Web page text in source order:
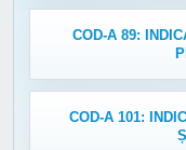
COD-A 89:
COD-A 101: